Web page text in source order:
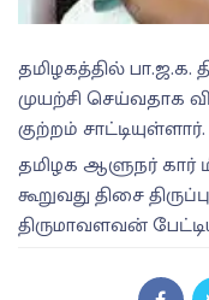
தமிழகத்தில் பா.ஜ.க.
முயற்சி செய்வதாக
குற்றம் சாட்டியுள்ளார்.
தமிழக ஆளுநர் கார்
கூறுவது திசை
திருமாவளவன்